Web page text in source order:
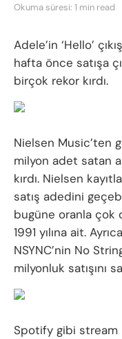
Okuma süresi: 1 min read
Adele’in ‘Hello’
hafta önce satışa
birçok rekor kırdı.
Nielsen Music’ten
milyon adet satan
kırdı. Nielsen
satış adedini
bugüne oranla çok
1991 yılına ait.
NSYNC’nin No
milyonluk satışını
Spotify gibi stream